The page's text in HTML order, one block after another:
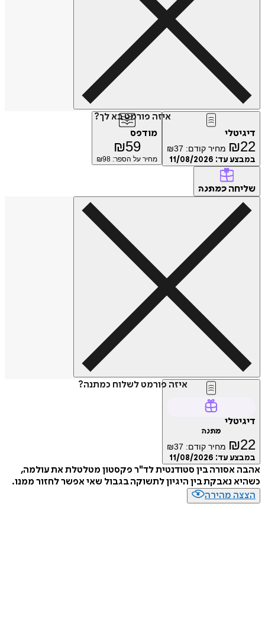
איזה פורמט בא לך?
דיגיטלי
₪22 מחיר קודם: ₪37
במבצע עד: 11/08/2026
מודפס
₪59
מחיר על הספר: ₪ 98
שליחה כמתנה
איזה פורמט לשלוח כמתנה?
דיגיטלי
מתנה
₪22 מחיר קודם: ₪37
במבצע עד: 11/08/2026
אהבה אסורה בין סטודנטית לד"ר פקסטון מטלטלת את עולמה,
כשהיא נאבקת בין היגיון לתשוקה בגבול שאי אפשר לחזור ממנו.
הצצה מהירה